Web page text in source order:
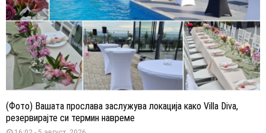
(Фото) Вашата прослава заслужува локација како Villa Diva,
резервирајте си термин навреме